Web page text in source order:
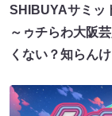
SHIBUYAサミッ
～ゥチらわ大阪
くない？知らん